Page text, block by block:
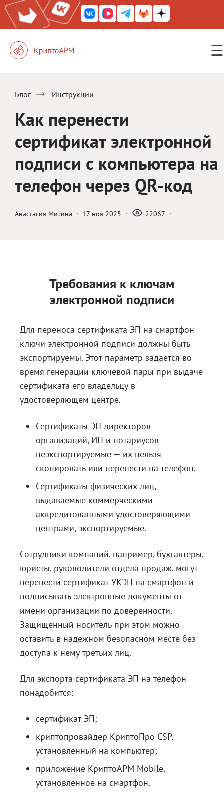
☰
Железный почтовый ящик
КриптоАРМ Mobile
КриптоАРМ ID
КриптоАРМ Документы
Решения
Магазин
Блог Инструкции
Как перенести
сертификат электронной
подписи с компьютера на
телефон через QR-код
Анастасия Митина · 17 ноя 2025 · 22067 ·
Требования к ключам
электронной подписи
Для переноса сертификата ЭП на смартфон
ключи электронной подписи должны быть
экспортируемы. Этот параметр задаётся во
время генерации ключевой пары при выдаче
сертификата его владельцу в
удостоверяющем центре.
Сертификаты ЭП директоров
организаций, ИП и нотариусов
неэкспортируемые — их нельзя
скопировать или перенести на телефон.
Сертификаты физических лиц,
выдаваемые коммерческими
аккредитованными удостоверяющими
центрами, экспортируемые.
Сотрудники компаний, например, бухгалтеры,
юристы, руководители отдела продаж, могут
перенести сертификат УКЭП на смартфон и
подписывать электронные документы от
имени организации по доверенности.
Защищённый носитель при этом можно
оставить в надёжном безопасном месте без
доступа к нему третьих лиц.
Для экспорта сертификата ЭП на телефон
понадобится:
сертификат ЭП;
криптопровайдер КриптоПро CSP,
установленный на компьютер;
приложение КриптоАРМ Mobile,
установленное на смартфон.